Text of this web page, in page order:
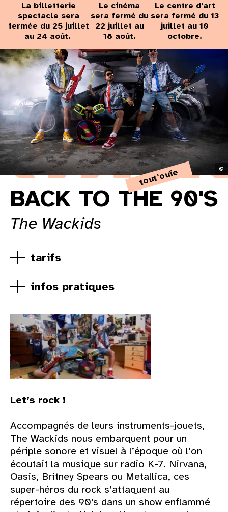
La billetterie
spectacle sera
fermée du 25 juillet
au 24 août.
Le cinéma
sera fermé du
22 juillet au
18 août.
Le centre d'art
sera fermé du 13
juillet au 10
octobre.
©
tout'ouïe
BACK TO THE 90'S
The Wackids
Let’s rock !
Accompagnés de leurs instruments-jouets,
The Wackids nous embarquent pour un
périple sonore et visuel à l’époque où l’on
écoutait la musique sur radio K-7. Nirvana,
Oasis, Britney Spears ou Metallica, ces
super-héros du rock s’attaquent au
répertoire des 90’s dans un show enflammé
tarifs
infos pratiques